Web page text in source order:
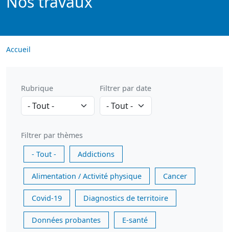
Accueil
Rubrique Filtrer par date
Filtrer par thèmes
- Tout -
Addictions
Alimentation / Activité physique Cancer
Covid-19 Diagnostics de territoire
Données probantes E-santé